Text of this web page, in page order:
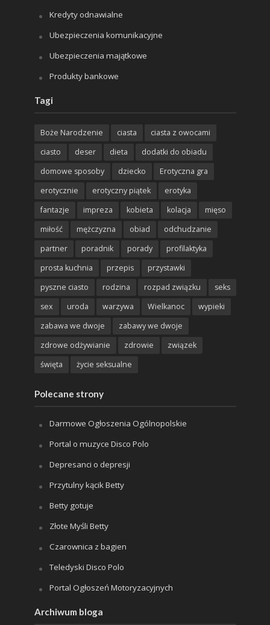
Kredyty odnawialne
Ubezpieczenia komunikacyjne
Ubezpieczenia majątkowe
Produkty bankowe
Tagi
Boże Narodzenie ciasta
ciasta z owocami
ciasto
deser dieta
dodatki do obiadu
domowe sposoby
dziecko
Erotyczna gra
erotycznie
erotyczny piątek
erotyka
fantazje
impreza kobieta kolacja
mięso
miłość
mężczyzna obiad
odchudzanie
partner
poradnik porady
profilaktyka
prosta kuchnia
przepis
przystawki
pyszne ciasto
rodzina rozpad związku
seks
sex
uroda warzywa Wielkanoc
wypieki
zabawa we dwoje
zabawy we dwoje
zdrowe odżywianie
zdrowie
związek
święta
życie seksualne
Polecane strony
Darmowe Ogłoszenia Ogólnopolskie
Portal o muzyce Disco Polo
Depresanci o depresji
Przytulny kącik Betty
Betty gotuje
Złote Myśli Betty
Czarownica z bagien
Teledyski Disco Polo
Portal Ogłoszeń Motoryzacyjnych
Archiwum bloga